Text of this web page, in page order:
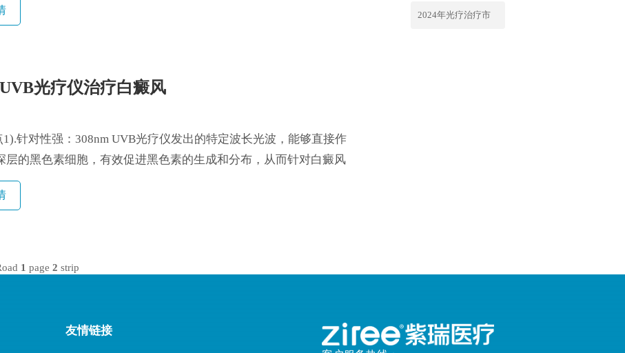
光疗仪治疗白癜风
1).针对性强：308nm UVB光疗仪发出的特定波长光波，能够直接作
层的黑色素细胞，有效促进黑色素的生成和分布，从而针对白癜风
...
1 page2 strip
2024年光疗治疗市
友情链接